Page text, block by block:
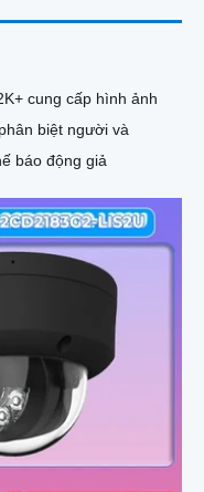
cung cấp hình ảnh
báo động giả